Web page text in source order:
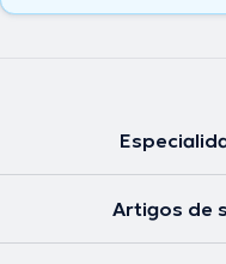
Artigos de